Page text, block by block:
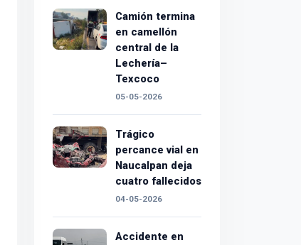
Camión termina
en camellón
central de la
Lechería–
Texcoco
05-05-2026
Trágico
percance vial en
Naucalpan deja
cuatro fallecidos
04-05-2026
Accidente en